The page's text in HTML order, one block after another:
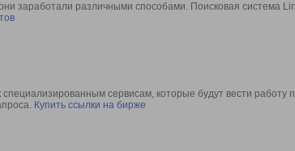
заработали различными способами. Поисковая система
сервисам, которые будут вести
Купить ссылки на бирже